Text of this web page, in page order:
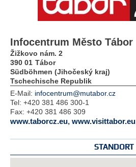
Infocentrum Město Tábor
Žižkovo nám. 2
390 01 Tábor
Südböhmen (Jihočeský kraj)
Tschechische Republik
E-Mail: infocentrum@mutabor.cz
Tel: +420 381 486 300-1
Fax: +420 381 486 309
www.taborcz.eu, www.visittabor.eu
STANDORT